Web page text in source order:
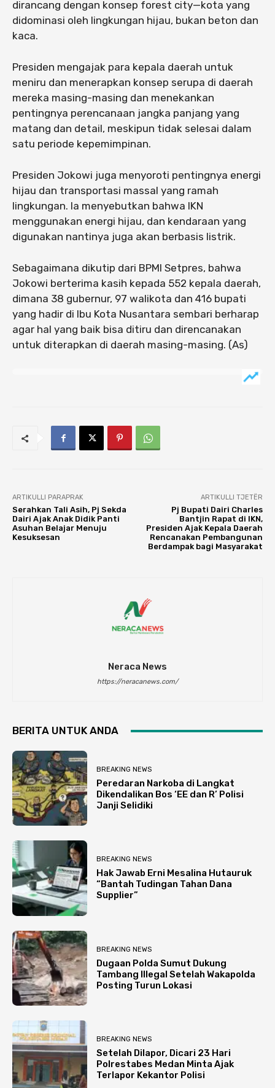
dirancang dengan konsep forest city—kota yang
didominasi oleh lingkungan hijau, bukan beton dan
kaca.
Presiden mengajak para kepala daerah untuk
meniru dan menerapkan konsep serupa di daerah
mereka masing-masing dan menekankan
pentingnya perencanaan jangka panjang yang
matang dan detail, meskipun tidak selesai dalam
satu periode kepemimpinan.
Presiden Jokowi juga menyoroti pentingnya energi
hijau dan transportasi massal yang ramah
lingkungan. Ia menyebutkan bahwa IKN
menggunakan energi hijau, dan kendaraan yang
digunakan nantinya juga akan berbasis listrik.
Sebagaimana dikutip dari BPMI Setpres, bahwa
Jokowi berterima kasih kepada 552 kepala daerah,
dimana 38 gubernur, 97 walikota dan 416 bupati
yang hadir di Ibu Kota Nusantara sembari berharap
agar hal yang baik bisa ditiru dan direncanakan
untuk diterapkan di daerah masing-masing. (As)
ARTIKULLI PARAPRAK
Serahkan Tali Asih, Pj Sekda
Dairi Ajak Anak Didik Panti
Asuhan Belajar Menuju
Kesuksesan
ARTIKULLI TJETËR
Pj Bupati Dairi Charles
Bantjin Rapat di IKN,
Presiden Ajak Kepala Daerah
Rencanakan Pembangunan
Berdampak bagi Masyarakat
Neraca News
https://neracanews.com/
BERITA UNTUK ANDA
BREAKING NEWS
Peredaran Narkoba di Langkat
Dikendalikan Bos ‘EE dan R’ Polisi
Janji Selidiki
BREAKING NEWS
Hak Jawab Erni Mesalina Hutauruk
“Bantah Tudingan Tahan Dana
Supplier”
BREAKING NEWS
Dugaan Polda Sumut Dukung
Tambang Illegal Setelah Wakapolda
Posting Turun Lokasi
BREAKING NEWS
Setelah Dilapor, Dicari 23 Hari
Polrestabes Medan Minta Ajak
Terlapor Kekantor Polisi